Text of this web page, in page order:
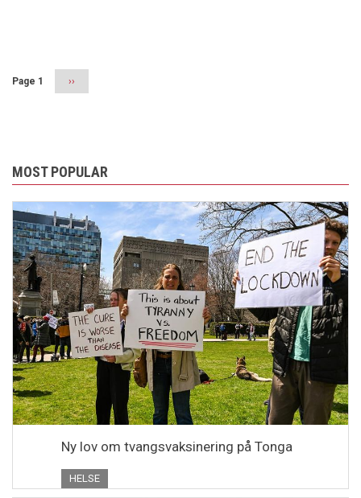
Page 1
Next
page
››
MOST POPULAR
Ny lov om tvangsvaksinering på Tonga
HELSE